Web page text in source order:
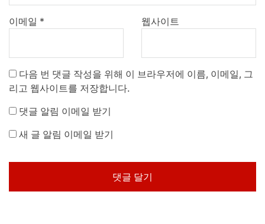
이메일 * 웹사이트
다음 번 댓글 작성을 위해 이 브라우저에 이름, 이메일, 그
리고 웹사이트를 저장합니다.
댓글 알림 이메일 받기
새 글 알림 이메일 받기